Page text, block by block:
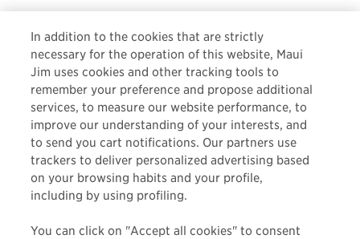
MAHALO
Italiano
CONTATTI
TERMINI E PRIVACY
In addition to the cookies that are strictly
necessary for the operation of this website, Maui
Jim uses cookies and other tracking tools to
remember your preference and propose additional
services, to measure our website performance, to
improve our understanding of your interests, and
to send you cart notifications. Our partners use
trackers to deliver personalized advertising based
on your browsing habits and your profile,
including by using profiling.
You can click on "Accept all cookies" to consent